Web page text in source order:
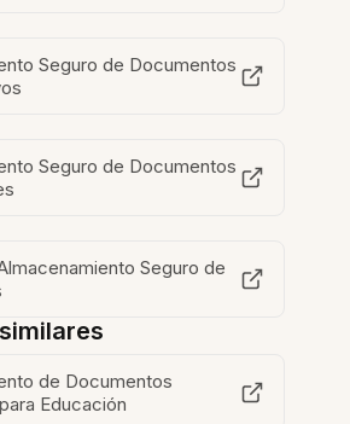
Seguro de Documentos
Seguro de Documentos
Seguro de
de Documentos
Educación